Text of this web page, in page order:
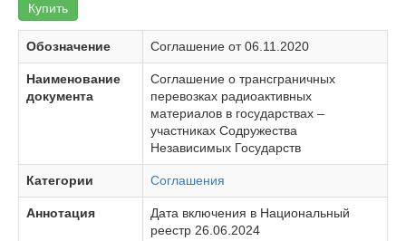
Купить
Обозначение Соглашение от 06.11.2020
Наименование
документа
Соглашение о трансграничных
перевозках радиоактивных
материалов в государствах –
участниках Содружества
Независимых Государств
Категории Соглашения
Аннотация
Дата включения в Национальный
реестр 26.06.2024